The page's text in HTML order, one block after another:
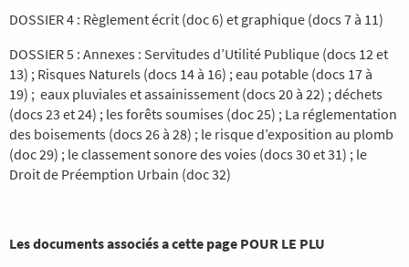
DOSSIER 4 : Règlement écrit (doc 6) et graphique (docs 7 à 11)
DOSSIER 5 : Annexes : Servitudes d’Utilité Publique (docs 12 et
13) ; Risques Naturels (docs 14 à 16) ; eau potable (docs 17 à
19) ; eaux pluviales et assainissement (docs 20 à 22) ; déchets
(docs 23 et 24) ; les forêts soumises (doc 25) ; La réglementation
des boisements (docs 26 à 28) ; le risque d’exposition au plomb
(doc 29) ; le classement sonore des voies (docs 30 et 31) ; le
Droit de Préemption Urbain (doc 32)
Les documents associés a cette page POUR LE PLU